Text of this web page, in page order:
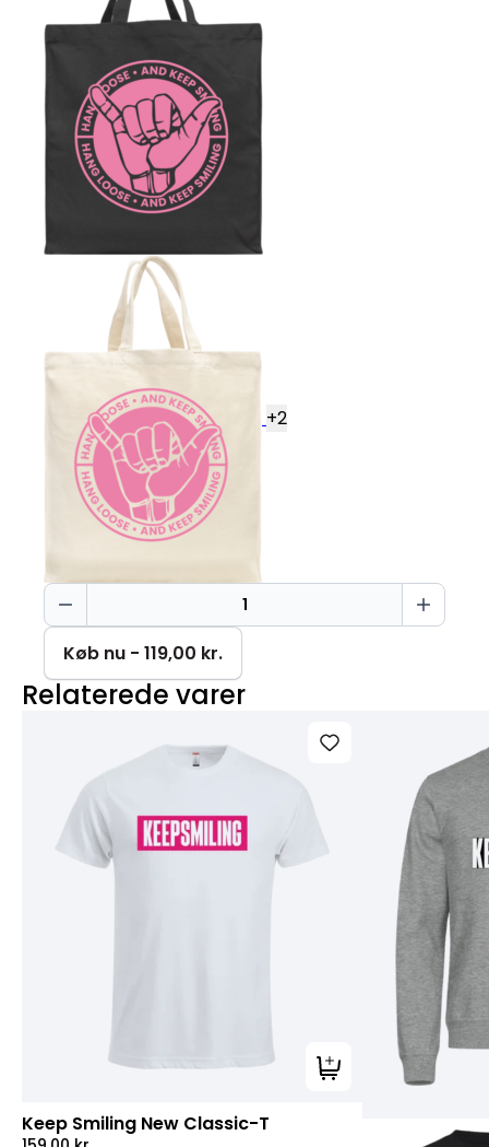
+2
Keep
smiling
Bag
450
g
Køb nu - 119,00 kr.
Relaterede varer
Tilføj til kurv
Keep Smiling New Classic-T